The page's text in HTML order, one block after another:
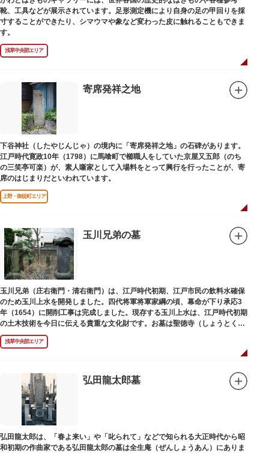
靴、工具などが展示されています。足形測定機により自身の足の甲回りを採
寸することができたり、シマウマや象など変わった皮に触れることもできま
す。
浅草中央部エリア
寄席発祥之地
下谷神社（したやじんじゃ）の境内に「寄席発祥之地」の石碑があります。
江戸時代寛政10年（1798）に馬喰町で櫛職人をしていた京屋又五郎（のち
の三笑亭可楽）が、素人噺家として入場料をとって興行を行ったことが、寄
席のはじまりだといわれています。
上野・御徒町エリア
玉川兄弟の墓
玉川兄弟（庄右衛門・清右衛門）は、江戸時代初期、江戸市民の飲料水確保
のため玉川上水を開発しました。四代将軍将軍家綱の頃、幕命が下り承応3
年（1654）に開削工事は完成しました。現存する玉川上水は、江戸時代初期
の土木技術を今日に伝える貴重な文化財です。お墓は聖徳寺（しょうとく
じ）にあります。
浅草中央部エリア
弘田龍太郎墓
弘田龍太郎は、「春よ来い」や「叱られて」などで知られる大正時代から昭
和初期の作曲家である弘田龍太郎の墓は全生庵（ぜんしょうあん）にありま